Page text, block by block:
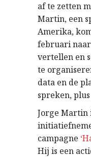
af te zetten
Martin, een
Amerika,
februari
vertellen en
te
data en de
spreken,
Jorge Martin
campagne
Hij is een